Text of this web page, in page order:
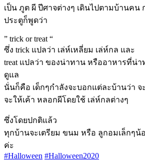
เป็น ภูต ผี ปีศาจต่างๆ เดินไปตามบ้านคน
ประตูก็พูดว่า
” trick or treat “
ซึ่ง trick แปลว่า เล่ห์เหลี่ยม เล่ห์กล และ
treat แปลว่า ของน่าทาน หรืออาหารที่น่า
ดูแล
นั่นก็คือ เด็กๆกำลังจะบอกแต่ละบ้านว่า
จะให้เค้า หลอกผีโดยใช้ เล่ห์กลต่างๆ
ซึ่งโดยปกติแล้ว
ทุกบ้านจะเตรียม ขนม หรือ ลูกอมเล็กๆน้
ค่ะ
#Halloween #Halloween2020